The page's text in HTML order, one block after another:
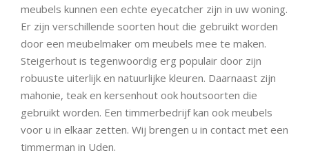
meubels kunnen een echte eyecatcher zijn in uw woning.
Er zijn verschillende soorten hout die gebruikt worden
door een meubelmaker om meubels mee te maken.
Steigerhout is tegenwoordig erg populair door zijn
robuuste uiterlijk en natuurlijke kleuren. Daarnaast zijn
mahonie, teak en kersenhout ook houtsoorten die
gebruikt worden. Een timmerbedrijf kan ook meubels
voor u in elkaar zetten. Wij brengen u in contact met een
timmerman in Uden.